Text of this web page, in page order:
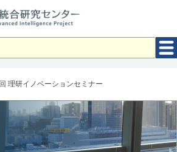
イ
ン
へ
動
理研イノベーションセミナー